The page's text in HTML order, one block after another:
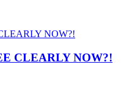
CLEARLY NOW?!